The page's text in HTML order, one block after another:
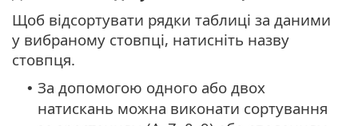
Щоб відсортувати рядки таблиці за даними
у вибраному стовпці, натисніть назву
стовпця.
• За допомогою одного або двох
натискань можна виконати сортування